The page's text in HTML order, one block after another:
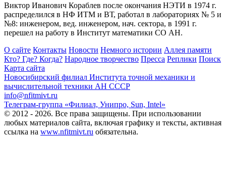
Виктор Иванович Кораблев после окончания НЭТИ в 1974 г.
распределился в НФ ИТМ и ВТ, работал в лабораториях № 5 и
№8: инженером, вед. инженером, нач. сектора, в 1991 г.
перешел на работу в Институт математики СО АН.
О сайте Контакты Новости Немного истории Аллея памяти
Кто? Где? Когда? Народное творчество Пресса Реплики Поиск
Карта сайта
Новосибирский филиал Института точной механики и
вычислительной техники АН СССР
info@nfitmivt.ru
Телеграм-группа «Филиал, Унипро, Sun, Intel»
© 2012 - 2026. Все права защищены. При использовании
любых материалов сайта, включая графику и тексты, активная
ссылка на www.nfitmivt.ru обязательна.